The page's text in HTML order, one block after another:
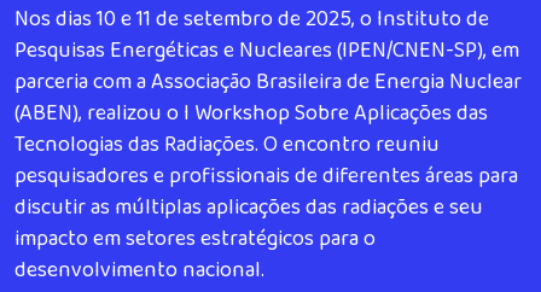
Nos dias 10 e 11 de setembro de 2025, o Instituto de
Pesquisas Energéticas e Nucleares (IPEN/CNEN-SP), em
parceria com a Associação Brasileira de Energia Nuclear
(ABEN), realizou o I Workshop Sobre Aplicações das
Tecnologias das Radiações. O encontro reuniu
pesquisadores e profissionais de diferentes áreas para
discutir as múltiplas aplicações das radiações e seu
impacto em setores estratégicos para o
desenvolvimento nacional.